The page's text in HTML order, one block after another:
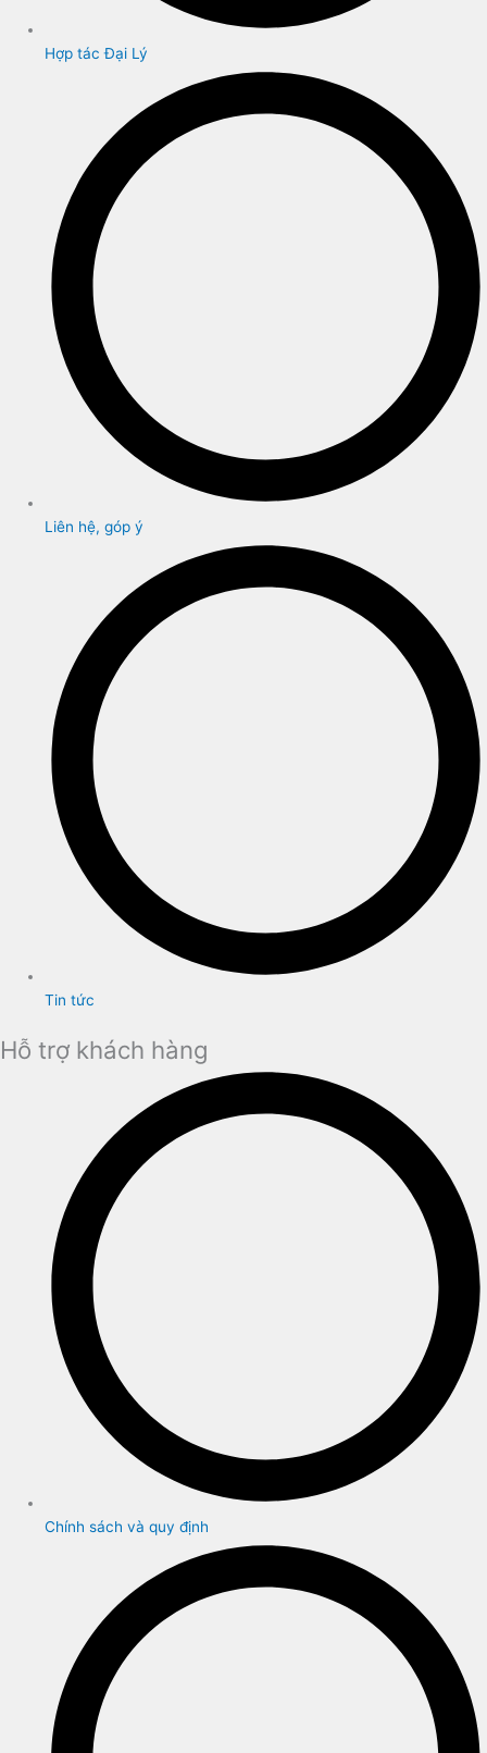
Hợp tác Đại Lý
Liên hệ, góp ý
Tin tức
Hỗ trợ khách hàng
Chính sách và quy định